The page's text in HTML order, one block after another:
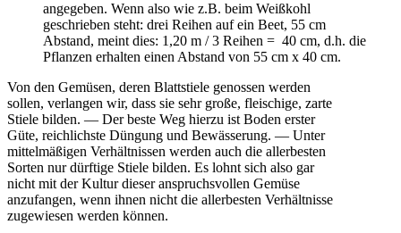
angegeben. Wenn also wie z.B. beim Weißkohl
geschrieben steht: drei Reihen auf ein Beet, 55 cm
Abstand, meint dies: 1,20 m / 3 Reihen = 40 cm, d.h. die
Pflanzen erhalten einen Abstand von 55 cm x 40 cm.
Von den Gemüsen, deren Blattstiele genossen werden
sollen, verlangen wir, dass sie sehr große, fleischige, zarte
Stiele bilden. — Der beste Weg hierzu ist Boden erster
Güte, reichlichste Düngung und Bewässerung. — Unter
mittelmäßigen Verhältnissen werden auch die allerbesten
Sorten nur dürftige Stiele bilden. Es lohnt sich also gar
nicht mit der Kultur dieser anspruchsvollen Gemüse
anzufangen, wenn ihnen nicht die allerbesten Verhältnisse
zugewiesen werden können.